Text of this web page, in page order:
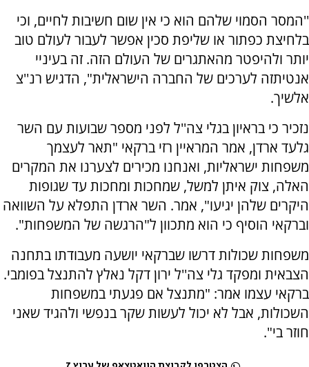
''המסר הסמוי שלהם הוא כי אין שום חשיבות לחיים, וכי
בלחיצת כפתור או שליפת סכין אפשר לעבור לעולם טוב
יותר ולהיפטר מהאתגרים של העולם הזה. זה בעיניי
אנטיתזה לערכים של החברה הישראלית", הדגיש רנ''צ
אלשיך.
נזכיר כי בראיון בגלי צה''ל לפני מספר שבועות עם השר
גלעד ארדן, אמר המראיין רזי ברקאי "תאר לעצמך
משפחות ישראליות, ואנחנו מכירים לצערנו את המקרים
האלה, צוק איתן למשל, שמחכות ומחכות עד שגופות
היקרים שלהן יגיעו", אמר. השר ארדן התפלא על השוואה
וברקאי הוסיף כי הוא מתכוון ל"הרגשה של המשפחות".
משפחות שכולות דרשו שברקאי יושעה מעבודתו בתחנה
הצבאית ומפקד גלי צה''ל ירון דקל נאלץ להתנצל בפומבי.
ברקאי עצמו אמר: "מתנצל אם פגעתי במשפחות
השכולות, אבל לא יכול לעשות שקר בנפשי ולהגיד שאני
חוזר בי".